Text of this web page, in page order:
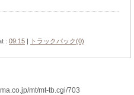
: 09:15 | トラックバック(0)
mt/mt-tb.cgi/703